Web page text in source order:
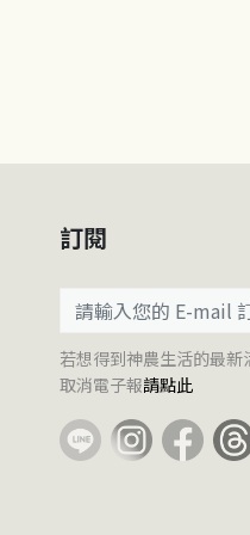
訂閱
若想得到神農生活的最
取消電子報請點此